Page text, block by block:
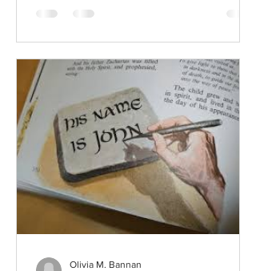
Olivia M. Bannan